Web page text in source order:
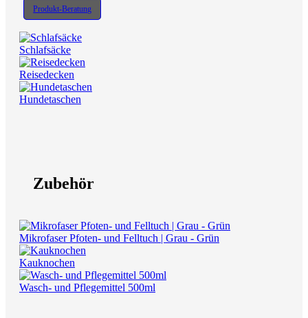
Produkt-Beratung
Schlafsäcke
Reisedecken
Hundetaschen
Zubehör
Mikrofaser Pfoten- und Felltuch | Grau - Grün
Kauknochen
Wasch- und Pflegemittel 500ml